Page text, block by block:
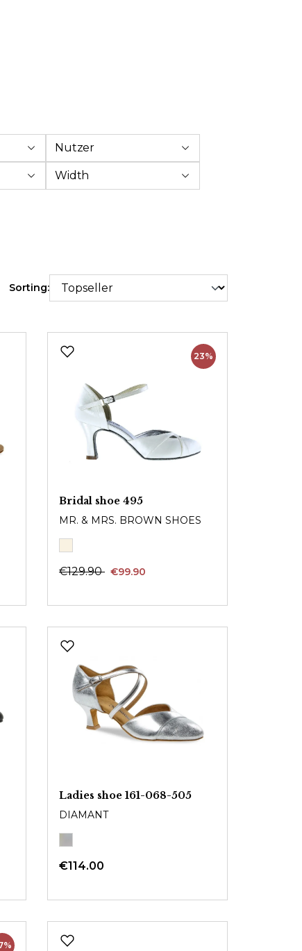
Nutzer
Width
Sorting:
23%
Bridal shoe 495
MR. & MRS. BROWN SHOES
€129.90 €99.90
Ladies shoe 161-068-505
DIAMANT
€114.00